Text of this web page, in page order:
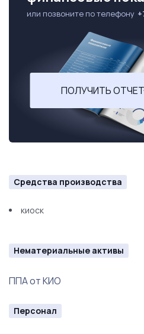
или позвоните по телефону
ПОЛУЧИТЬ ОТЧЕТ
Средства производства
киоск
Нематериальные активы
ППА от КИО
Персонал